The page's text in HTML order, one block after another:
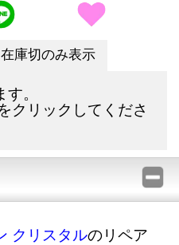
在庫切のみ表示
。
クリックしてくださ
クリスタルのリペア